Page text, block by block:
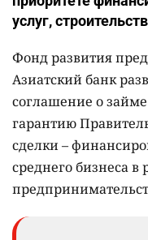
услуг,
Фонд развития
Азиатский банк
соглашение о
гарантию
сделки –
среднего бизнеса в